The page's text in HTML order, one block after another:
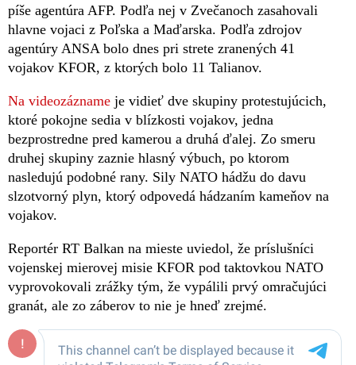
píše agentúra AFP. Podľa nej v Zvečanoch zasahovali
hlavne vojaci z Poľska a Maďarska. Podľa zdrojov
agentúry ANSA bolo dnes pri strete zranených 41
vojakov KFOR, z ktorých bolo 11 Talianov.
Na videozázname je vidieť dve skupiny protestujúcich,
ktoré pokojne sedia v blízkosti vojakov, jedna
bezprostredne pred kamerou a druhá ďalej. Zo smeru
druhej skupiny zaznie hlasný výbuch, po ktorom
nasledujú podobné rany. Sily NATO hádžu do davu
slzotvorný plyn, ktorý odpovedá hádzaním kameňov na
vojakov.
Reportér RT Balkan na mieste uviedol, že príslušníci
vojenskej mierovej misie KFOR pod taktovkou NATO
vyprovokovali zrážky tým, že vypálili prvý omračujúci
granát, ale zo záberov to nie je hneď zrejmé.